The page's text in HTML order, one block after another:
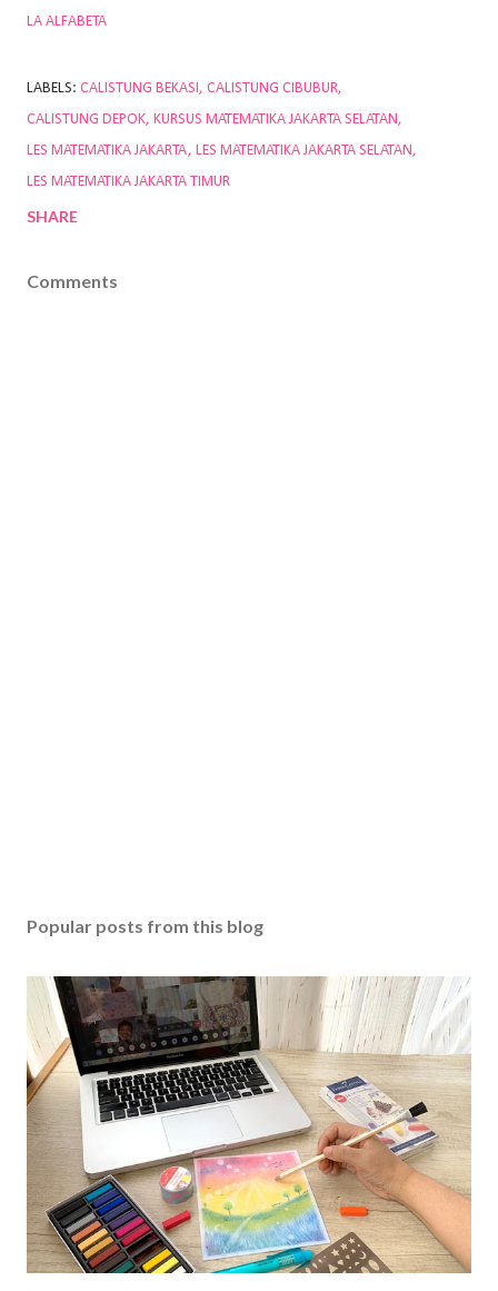
LA ALFABETA
LABELS: CALISTUNG BEKASI
CALISTUNG CIBUBUR
CALISTUNG DEPOK KURSUS MATEMATIKA JAKARTA SELATAN
LES MATEMATIKA JAKARTA
LES MATEMATIKA JAKARTA SELATAN
LES MATEMATIKA JAKARTA TIMUR
SHARE
Comments
Popular posts from this blog